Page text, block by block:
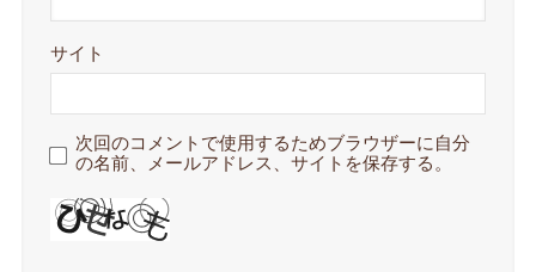
サイト
次回のコメントで使用するためブラウザーに自分
の名前、メールアドレス、サイトを保存する。